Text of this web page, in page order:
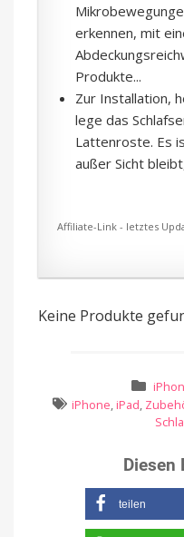
erkennen, mit
Produkte...
Zur Installation,
lege das
Lattenroste. Es
außer Sicht
Affiliate-Link - letztes
Keine Produkte
iPhone, iPad,
Diesen
teilen